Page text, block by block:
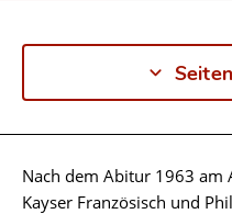
Biographie
Nach dem Abitur 1963 am
Kayser Französisch und